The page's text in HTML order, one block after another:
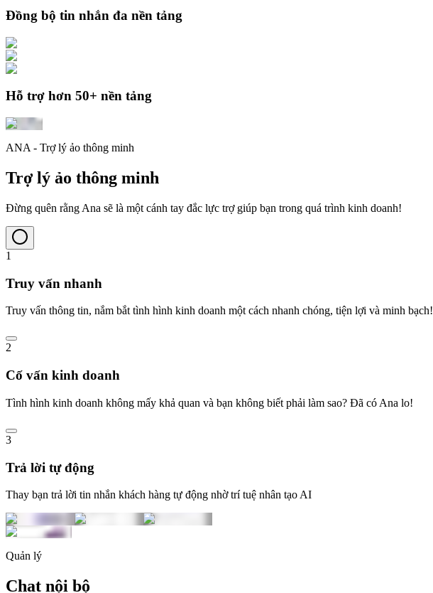
Đồng bộ tin nhắn đa nền tảng
Hỗ trợ hơn 50+ nền tảng
ANA - Trợ lý ảo thông minh
Trợ lý ảo thông minh
Đừng quên rằng Ana sẽ là một cánh tay đắc lực trợ giúp bạn trong quá trình kinh doanh!
1
Truy vấn nhanh
Truy vấn thông tin, nắm bắt tình hình kinh doanh một cách nhanh chóng, tiện lợi và minh bạch!
2
Cố vấn kinh doanh
Tình hình kinh doanh không mấy khả quan và bạn không biết phải làm sao? Đã có Ana lo!
3
Trả lời tự động
Thay bạn trả lời tin nhắn khách hàng tự động nhờ trí tuệ nhân tạo AI
Quản lý
Chat nội bộ